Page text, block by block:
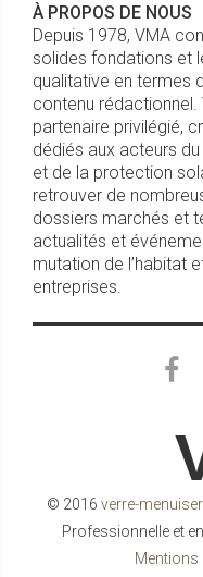
À PROPOS DE NOUS
Depuis 1978, VMA
solides fondations et
qualitative en termes
contenu rédactionnel.
partenaire privilégié,
dédiés aux acteurs
et de la protection
retrouver de
dossiers marchés et
actualités et
mutation de l’habitat
entreprises.
© 2016 verre-
Professionnelle et
Mentions